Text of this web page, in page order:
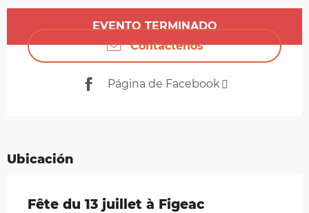
Horarios y datos de contacto
EVENTO TERMINADO
Contáctenos
Página de Facebook
Ubicación
Fête du 13 juillet à Figeac